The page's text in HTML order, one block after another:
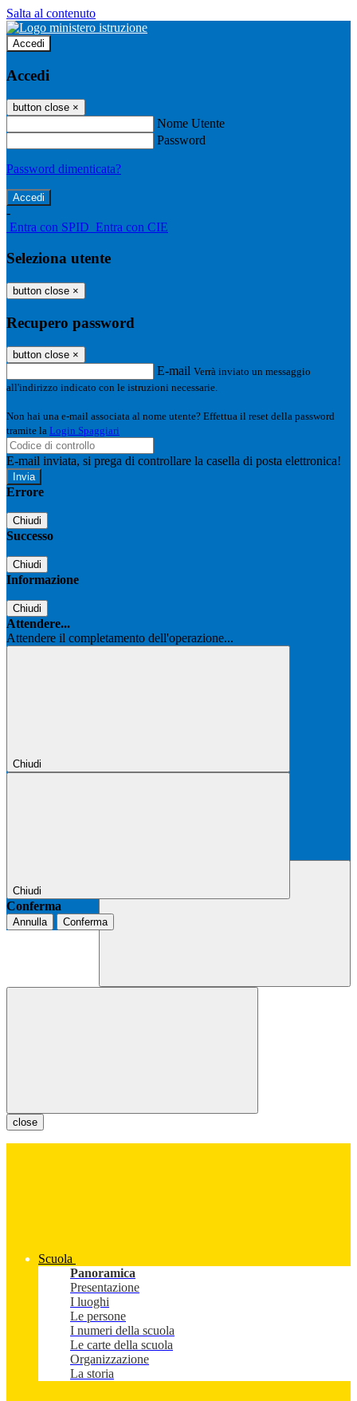
Salta al contenuto
Accedi
Accedi
button close ×
Nome Utente
Password
Password dimenticata?
-
Entra con SPID Entra con CIE
Seleziona utente
button close ×
Recupero password
button close ×
E-mail Verrà inviato un messaggio
all'indirizzo indicato con le istruzioni necessarie.
Non hai una e-mail associata al nome utente? Effettua il reset della password
tramite la Login Spaggiari
E-mail inviata, si prega di controllare la casella di posta elettronica!
Errore
Chiudi
Successo
Chiudi
Informazione
Chiudi
Attendere...
Attendere il completamento dell'operazione...
Chiudi
Chiudi
Conferma
Annulla Conferma
close
Scuola
Panoramica
Presentazione
I luoghi
Le persone
I numeri della scuola
Le carte della scuola
Organizzazione
La storia